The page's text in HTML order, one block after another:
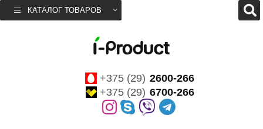
КАТАЛОГ ТОВАРОВ
+375 (29) 2600-266
+375 (29) 6700-266